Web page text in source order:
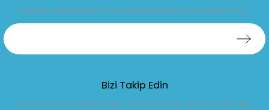
E-posta listemize kayıt olarak kampanyalardan yararlanabilirsiniz.
Bizi Takip Edin
Sosyal medya hesaplarımızdan bizi takip edebilir ve paylaşabilirsiniz.